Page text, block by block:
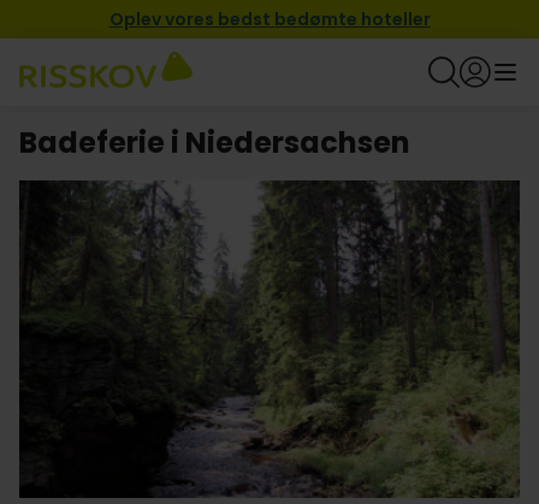
Oplev vores bedst bedømte hoteller
Badeferie i Niedersachsen